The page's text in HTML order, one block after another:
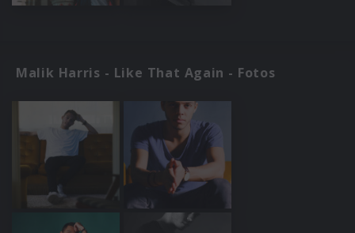
Malik Harris - Like That Again - Fotos